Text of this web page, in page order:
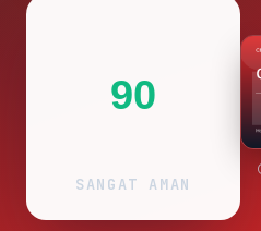
90
SANGAT AMAN